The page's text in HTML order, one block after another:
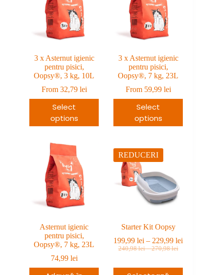
3 x Asternut igienic
pentru pisici,
Oopsy®, 3 kg, 10L
From 32,79 lei
Select
options
3 x Asternut igienic
pentru pisici,
Oopsy®, 7 kg, 23L
From 59,99 lei
Select
options
Asternut igienic
pentru pisici,
Oopsy®, 7 kg, 23L
74,99 lei
REDUCERI
Starter Kit Oopsy
240,98lei – 270,98leiInterval
Prețul
199,99lei – 229,99lei
199,99 lei
Prețul